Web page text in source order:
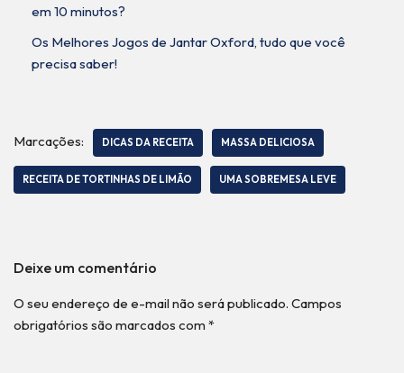
em 10 minutos?
Os Melhores Jogos de Jantar Oxford, tudo que você
precisa saber!
Marcações: DICAS DA RECEITA MASSA DELICIOSA
RECEITA DE TORTINHAS DE LIMÃO UMA SOBREMESA LEVE
Deixe um comentário
O seu endereço de e-mail não será publicado. Campos
obrigatórios são marcados com *